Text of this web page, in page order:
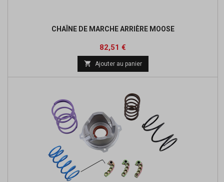
CHAÎNE DE MARCHE ARRIÈRE MOOSE
Prix
82,51 €
base
 Ajouter au panier